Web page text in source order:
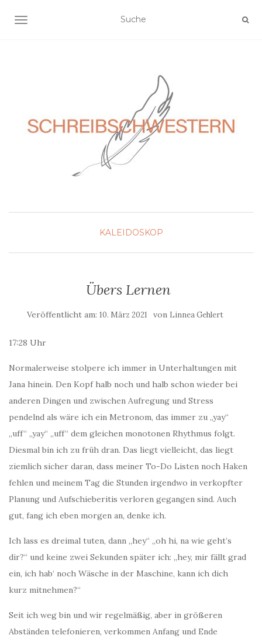
NAVIGATION EIN-/AUSSCHALTEN
KALEIDOSKOP
Übers Lernen
Veröffentlicht am: 10. März 2021 von Linnea Gehlert
17:28 Uhr
Normalerweise stolpere ich immer in Unterhaltungen mit
Jana hinein. Den Kopf halb noch und halb schon wieder bei
anderen Dingen und zwischen Aufregung und Stress
pendelnd als wäre ich ein Metronom, das immer zu „yay“
„uff“ „yay“ „uff“ dem gleichen monotonen Rhythmus folgt.
Diesmal bin ich zu früh dran. Das liegt vielleicht, das liegt
ziemlich sicher daran, dass meiner To-Do Listen noch Haken
fehlen und meinem Tag die Stunden irgendwo in verkopfter
Planung und Aufschieberitis verloren gegangen sind. Auch
gut, fang ich eben morgen an, denke ich.
Ich lass es dreimal tuten, dann „hey“ „oh hi, na wie geht’s
dir?“ und keine zwei Sekunden später ich: „hey, mir fällt grad
ein, ich hab‘ noch Wäsche in der Maschine, kann ich dich
kurz mitnehmen?“
Seit ich weg bin und wir regelmäßig, aber in größeren
Abständen telefonieren, verkommen Anfang und Ende